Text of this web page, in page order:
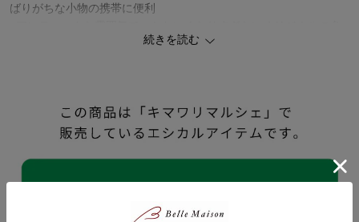
ばりがちな小物の携帯に便利
したレザーとなります
●ネコの毛並みを意識した型押しを使用。ムラのある染色で風格あ
〈保護ネコプロジェクトとは〉
「aoneco（アオネコ）」の商品代金には
続きを読む